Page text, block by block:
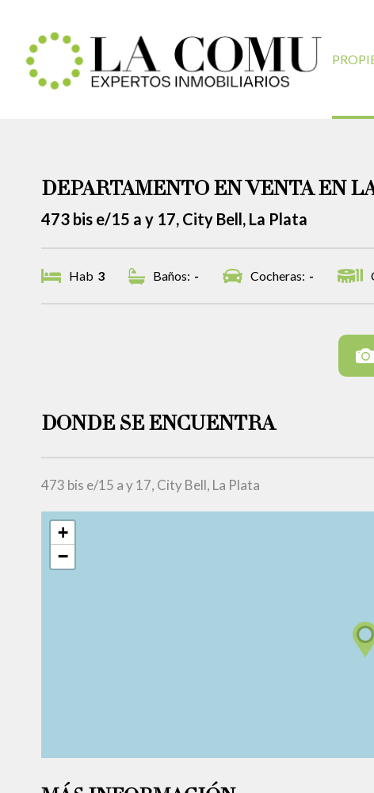
DEPARTAMENTO EN VENTA EN
473 bis e/15 a y 17, City Bell, La Plata
Hab 3 Baños: - Cocheras: -
DONDE SE ENCUENTRA
473 bis e/15 a y 17, City Bell, La Plata
+
−